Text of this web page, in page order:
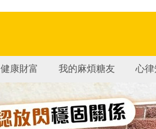
健康財富 我的麻煩糖友 心律